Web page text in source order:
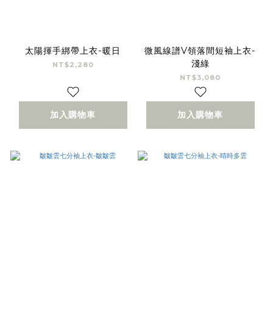
太陽揮手綁帶上衣-暖日
NT$2,280
加入購物車
微風線譜V領落間短袖上衣-
淺綠
NT$3,080
加入購物車